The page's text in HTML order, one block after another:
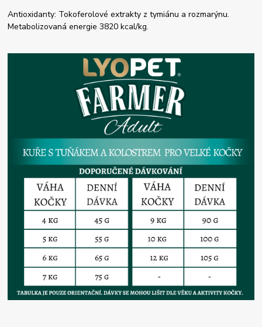
Antioxidanty: Tokoferolové extrakty z tymiánu a rozmarýnu.
Metabolizovaná energie 3820 kcal/kg.